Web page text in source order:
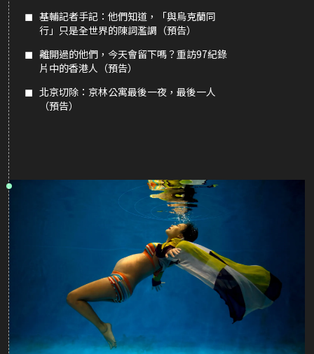
基輔記者手記：他們知道，「與烏克蘭同
行」只是全世界的陳詞濫調（預告）
離開過的他們，今天會留下嗎？重訪97紀錄
片中的香港人（預告）
北京切除：京林公寓最後一夜，最後一人
（預告）